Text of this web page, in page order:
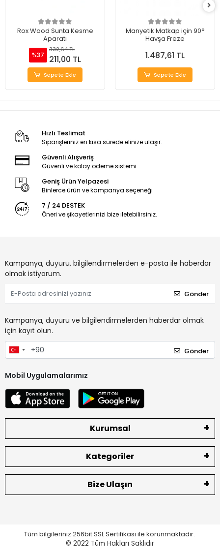
Rox Wood Sunta Kesme
Aparatı
%37
332,64 TL
211,00 TL
Sepete Ekle
Manyetik Matkap için 90°
Havşa Freze
1.487,61 TL
Sepete Ekle
Hızlı Teslimat
Siparişleriniz en kısa sürede elinize ulaşır.
Güvenli Alışveriş
Güvenli ve kolay ödeme sistemi
Geniş Ürün Yelpazesi
Binlerce ürün ve kampanya seçeneği
7 / 24 DESTEK
Öneri ve şikayetlerinizi bize iletebilirsiniz.
Kampanya, duyuru, bilgilendirmelerden e-posta ile haberdar
olmak istiyorum.
Gönder
Kampanya, duyuru ve bilgilendirmelerden haberdar olmak
için kayıt olun.
Gönder
Mobil Uygulamalarımız
Kurumsal
Kategoriler
Bize Ulaşın
Tüm bilgileriniz 256bit SSL Sertifikası ile korunmaktadır.
© 2022 Tüm Hakları Saklıdır